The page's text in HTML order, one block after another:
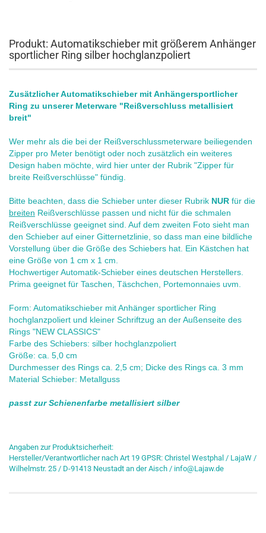
Produkt: Automatikschieber mit größerem Anhänger
sportlicher Ring silber hochglanzpoliert
Zusätzlicher Automatikschieber mit Anhängersportlicher
Ring zu unserer Meterware "Reißverschluss metallisiert
breit"
Wer mehr als die bei der Reißverschlussmeterware beiliegenden
Zipper pro Meter benötigt oder noch zusätzlich ein weiteres
Design haben möchte, wird hier unter der Rubrik "Zipper für
breite Reißverschlüsse" fündig.
Bitte beachten, dass die Schieber unter dieser Rubrik NUR für die
breiten Reißverschlüsse passen und nicht für die schmalen
Reißverschlüsse geeignet sind. Auf dem zweiten Foto sieht man
den Schieber auf einer Gitternetzlinie, so dass man eine bildliche
Vorstellung über die Größe des Schiebers hat. Ein Kästchen hat
eine Größe von 1 cm x 1 cm.
Hochwertiger Automatik-Schieber eines deutschen Herstellers.
Prima geeignet für Taschen, Täschchen, Portemonnaies uvm.
Form: Automatikschieber mit Anhänger sportlicher Ring
hochglanzpoliert und kleiner Schriftzug an der Außenseite des
Rings "NEW CLASSICS"
Farbe des Schiebers: silber hochglanzpoliert
Größe: ca. 5,0 cm
Durchmesser des Rings ca. 2,5 cm; Dicke des Rings ca. 3 mm
Material Schieber: Metallguss
passt zur Schienenfarbe metallisiert silber
Angaben zur Produktsicherheit:
Hersteller/Verantwortlicher nach Art 19 GPSR: Christel Westphal / LajaW /
Wilhelmstr. 25 / D-91413 Neustadt an der Aisch / info@Lajaw.de